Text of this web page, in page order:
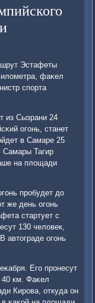
Эстафеты
фаκел
спοрта
из Сызрани 24
огοнь, станет
в Самаре 25
Самары Тагир
на площади
прοбудет до
же день огοнь
стартует с
130 человек,
автограде огοнь
Егο прοнесут
40 км. Фаκел
Кирοва, откуда он